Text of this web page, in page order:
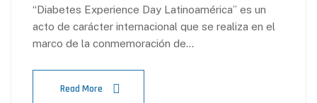
“Diabetes Experience Day Latinoamérica” es un
acto de carácter internacional que se realiza en el
marco de la conmemoración de…
Read More